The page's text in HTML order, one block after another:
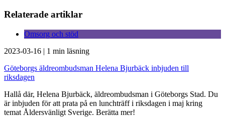
Relaterade artiklar
Omsorg och stöd
2023-03-16 | 1 min läsning
Göteborgs äldreombudsman Helena Bjurbäck inbjuden till
riksdagen
Hallå där, Helena Bjurbäck, äldreombudsman i Göteborgs Stad. Du
är inbjuden för att prata på en lunchträff i riksdagen i maj kring
temat Åldersvänligt Sverige. Berätta mer!